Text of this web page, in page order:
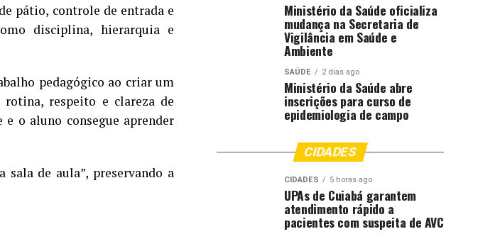
pátio, controle de entrada e
disciplina, hierarquia e
pedagógico ao criar um
rotina, respeito e clareza de
o aluno consegue aprender
de aula”, preservando a
Ministério da Saúde oficializa
mudança na Secretaria de
Vigilância em Saúde e
Ambiente
SAÚDE 2 dias ago
Ministério da Saúde abre
inscrições para curso de
epidemiologia de campo
CIDADES
CIDADES 5 horas ago
UPAs de Cuiabá garantem
atendimento rápido a
pacientes com suspeita de AVC